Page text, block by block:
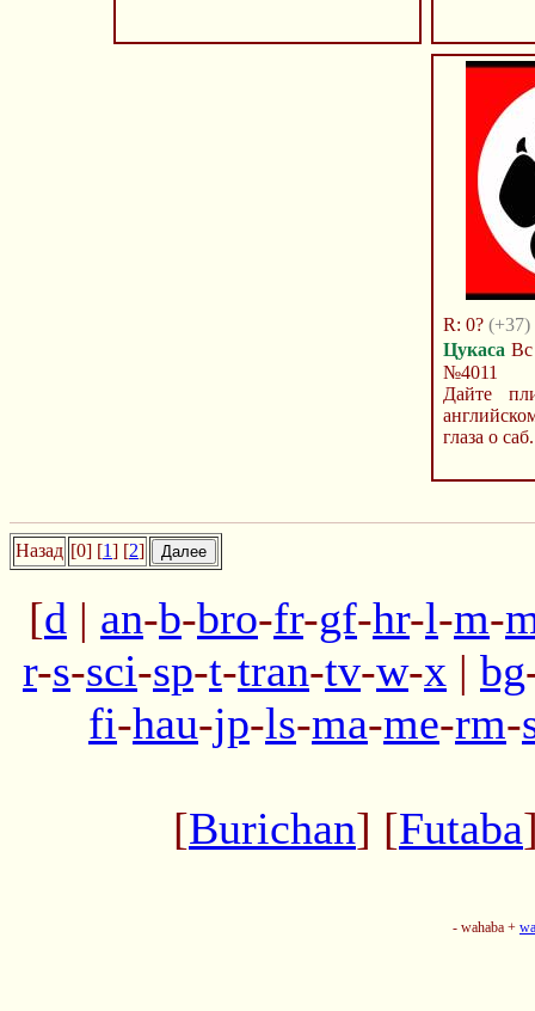
R: 0? (+37)
Цукаса Вс
№4011
Дайте
глаза о саб.
Назад [0] [1] [2]
[d | an-b-bro-fr-gf-hr-l-m-
r-s-sci-sp-t-tran-tv-w-x | bg
fi-hau-jp-ls-ma-me-rm-
[Burichan] [Futaba
- wahaba +